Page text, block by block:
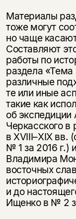
Материалы
тоже могут
но чаще
Составляют
работы по
раздела
различные
те или иные
такие как
об
Черкасского в
вXVIII–XIX вв.
№ 1 за 2016 г.)
Владимира
восточных
и до
Ищенко в № 2